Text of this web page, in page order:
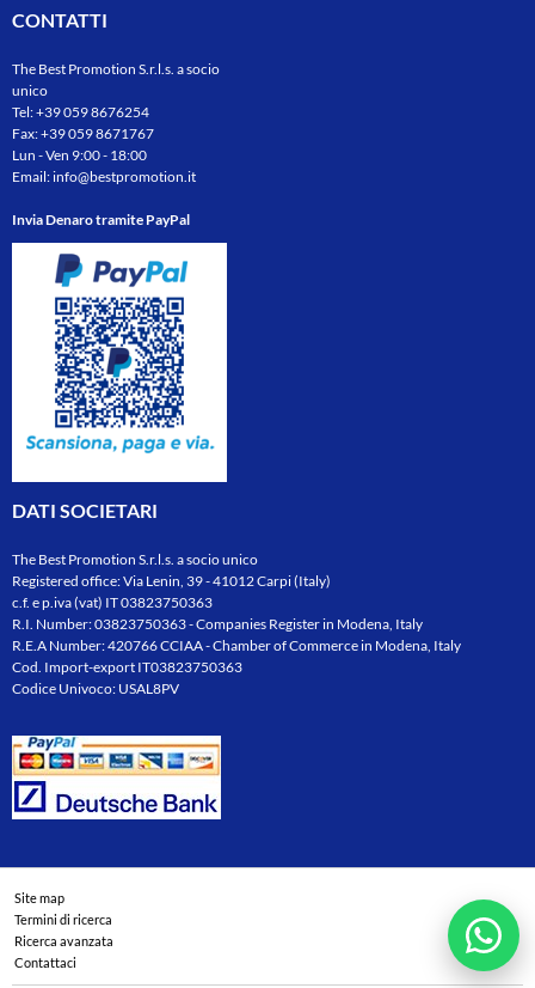
CONTATTI
The Best Promotion S.r.l.s. a socio
unico
Tel:+39 059 8676254
Fax: +39 059 8671767
Lun - Ven 9:00 - 18:00
Email:info@bestpromotion.it
Invia Denaro tramite PayPal
DATI SOCIETARI
The Best Promotion S.r.l.s. a socio unico
Registered office: Via Lenin, 39 - 41012 Carpi (Italy)
c.f. e p.iva (vat) IT 03823750363
R.I. Number: 03823750363 - Companies Register in Modena, Italy
R.E.A Number: 420766 CCIAA - Chamber of Commerce in Modena, Italy
Cod. Import-export IT03823750363
Codice Univoco: USAL8PV
Site map
Termini di ricerca
Ricerca avanzata
Contattaci